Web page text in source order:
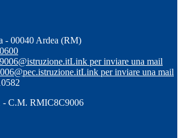
- 00040 Ardea (RM)
Link per inviare una mail
Link per inviare una mail
- C.M. RMIC8C9006